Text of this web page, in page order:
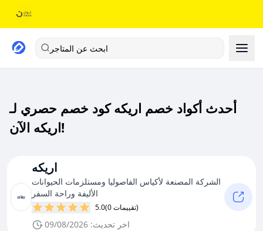
ابحث عن المتاجر
أحدث أكواد خصم اريكه كود خصم حصري لـ
اريكه الآن!
اريكه
الشركة المصنعة لأكياس الفاصوليا ومستلزمات الحيوانات
الأليفة وراحة السفر
5.0 (0 تقييمات)
اخر تحديث: 09/08/2026